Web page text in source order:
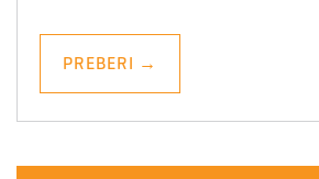
PREBERI →